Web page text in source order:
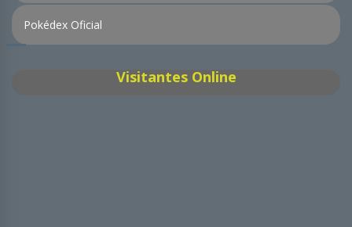
Pokédex Oficial
Visitantes Online